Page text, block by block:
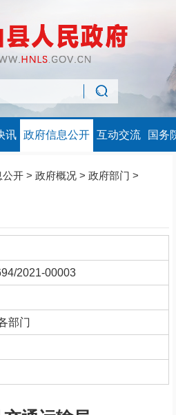
讯 政府信息公开 互动交流 国务
公开 > 政府概况 > 政府部门 >
2021-00003
部门